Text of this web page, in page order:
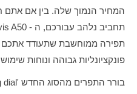
המחיר הנמוך שלה. בין אם אתם
תחביב נלהב עבורכם, ה - A50
תפירה ממוחשבת שתעודד אתכם
פונקציונליות גבוהה ונוחות
בורר התפרים מהסוג החדש 'dial